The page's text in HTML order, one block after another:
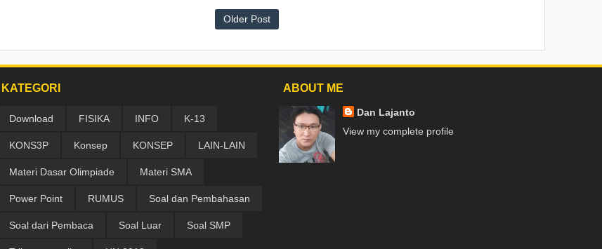
Older Post
KATEGORI
Download FISIKA INFO K-13
KONS3P Konsep KONSEP LAIN-LAIN
Materi Dasar Olimpiade Materi SMA
Power Point RUMUS Soal dan Pembahasan
Soal dari Pembaca Soal Luar Soal SMP
ABOUT ME
Dan Lajanto
View my complete profile